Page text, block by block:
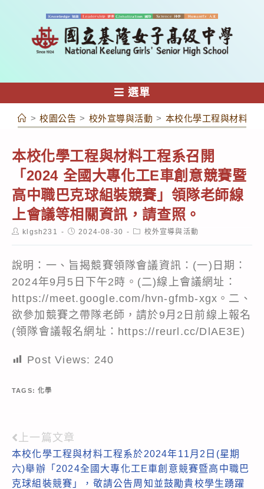
容
選單
> 校園公告 > 校外宣導與活動 > 本校化學工程與材料工
本校化學工程與材料工程系召開
「2024 全國大專化工E車創意競賽暨
高中職巴克球組裝競賽」領隊老師線
上會議等相關資訊，請查照。
Postklgsh231
Post2024-08-30
Post校外宣導與活動
說明：一、旨揭競賽領隊會議資訊：(一)日期：
2024年9月5日下午2時。(二)線上會議網址：
https://meet.google.com/hvn-gfmb-xgx。二、
欲參加競賽之帶隊老師，請於9月2日前線上報名
(領隊會議報名網址：https://reurl.cc/DlAE3E)
Post Views: 240
TAGS:化學
Read
more
articles
上一篇文章
本校化學工程與材料工程系於2024年11月2日(星期
六)舉辦「2024全國大專化工E車創意競賽暨高中職巴
克球組裝競賽」，敬請公告周知並鼓勵貴校學生踴躍